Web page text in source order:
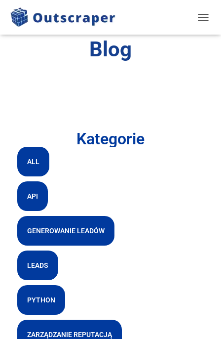
Blog
Kategorie
ALL
API
GENEROWANIE LEADÓW
LEADS
PYTHON
ZARZĄDZANIE REPUTACJĄ